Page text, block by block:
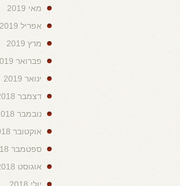
מאי 2019
אפריל 2019
מרץ 2019
פברואר 2019
ינואר 2019
דצמבר 2018
נובמבר 2018
אוקטובר 2018
ספטמבר 2018
אוגוסט 2018